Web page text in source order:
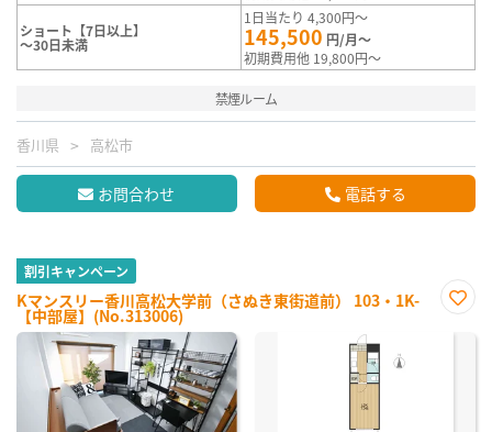
ショート【7日以上】
～30日未満
1日当たり 4,300円～
145,500 円/月～
初期費用他 19,800円～
禁煙ルーム
香川県 高松市
お問合わせ 電話する
割引キャンペーン
Kマンスリー香川高松大学前（さぬき東街道前） 103・1K-
【中部屋】(No.313006)
に入